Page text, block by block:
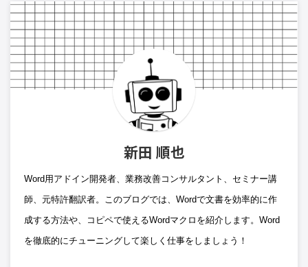
新田 順也
Word用アドイン開発者、業務改善コンサルタント、セミナー講
師、元特許翻訳者。このブログでは、Wordで文書を効率的に作
成する方法や、コピペで使えるWordマクロを紹介します。Word
を徹底的にチューニングして楽しく仕事をしましょう！